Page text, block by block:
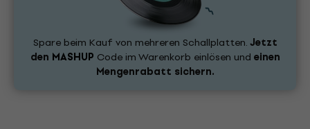
Spare beim Kauf von mehreren Schallplatten.Jetzt
den MASHUP Code im Warenkorb einlösen und einen
Mengenrabatt sichern.